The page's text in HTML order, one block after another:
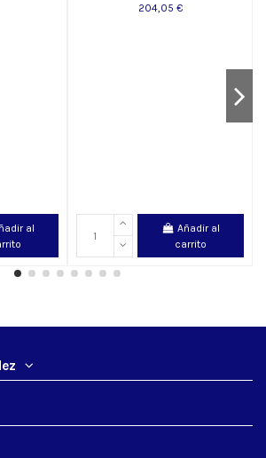
al
204,05 €
Añadir al
carrito